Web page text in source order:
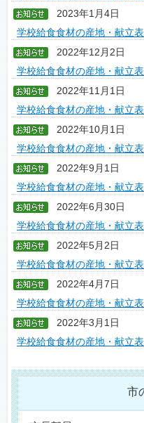
2023年1月4日
学校給食食材の産地・献立表
2022年12月2日
学校給食食材の産地・献立
2022年11月1日
学校給食食材の産地・献立
2022年10月1日
学校給食食材の産地・献立
2022年9月1日
学校給食食材の産地・献立表
2022年6月30日
学校給食食材の産地・献立表
2022年5月2日
学校給食食材の産地・献立表
2022年4月7日
学校給食食材の産地・献立表
2022年3月1日
学校給食食材の産地・献立表
市